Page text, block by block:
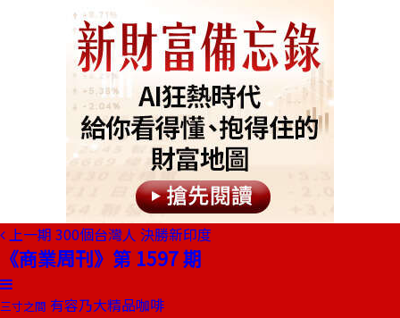
上一期 300個台灣人 決勝新印度
《商業周刊》第 1597 期
三寸之間 有容乃大精品咖啡